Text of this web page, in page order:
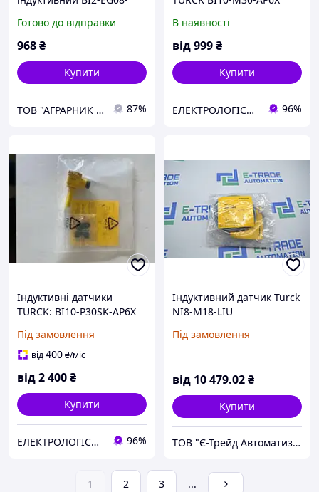
Готово до відправки
968₴
Купити
ТОВ "АГРАРНИК ТС", м. Харків 87%
В наявності
від999₴
Купити
ЕЛЕКТРОЛОГІСТИК 96%
Індуктивні датчики
TURCK: BI10-P30SK-AP6X
Під замовлення
від400₴/міс
від2 400₴
Купити
ЕЛЕКТРОЛОГІСТИК 96%
Індуктивний датчик Turck
NI8-M18-LIU
Під замовлення
від 10 479.02₴
Купити
ТОВ "Є-Трейд Автоматизація"
1 2 3 ...